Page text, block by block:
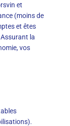
et
(moins de
et êtes
la
vos